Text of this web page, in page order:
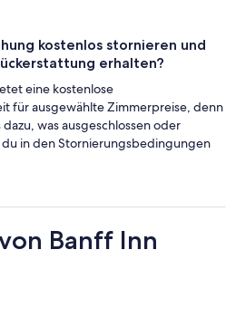
kostenlos stornieren und
erhalten?
eine kostenlose
für ausgewählte Zimmerpreise, denn
was ausgeschlossen oder
in den Stornierungsbedingungen
Banff Inn